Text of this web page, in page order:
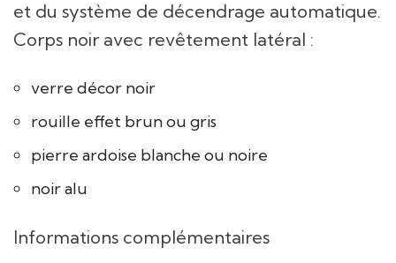
et du système de décendrage automatique.
Corps noir avec revêtement latéral :
verre décor noir
rouille effet brun ou gris
pierre ardoise blanche ou noire
noir alu
Informations complémentaires